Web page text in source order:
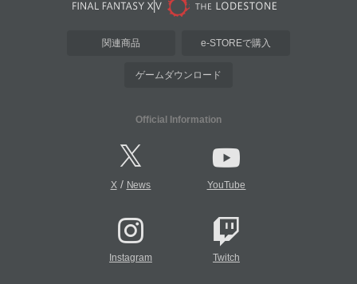
関連商品 e-STOREで購入
ゲームダウンロード
Official Information
X/ News YouTube
Instagram Twitch